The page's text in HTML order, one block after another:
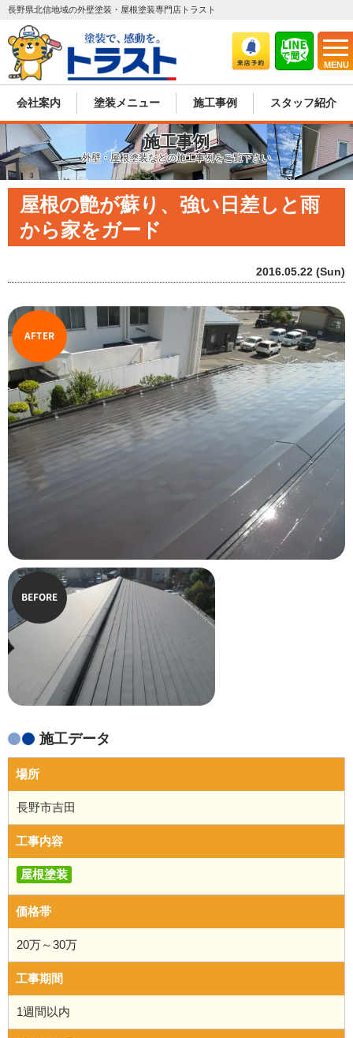
MENU
長野県北信地域の外壁塗装・屋根塗装専門店トラスト
会社案内 塗装メニュー 施工事例 スタッフ紹介
施工事例
外壁・屋根塗装などの施工事例をご覧下さい
屋根の艶が蘇り、強い日差しと雨
から家をガード
2016.05.22 (Sun)
AFTER
BEFORE
施工データ
場所
長野市吉田
工事内容
屋根塗装
価格帯
20万～30万
工事期間
1週間以内